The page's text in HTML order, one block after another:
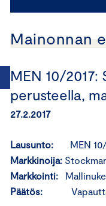
Mainonnan
MEN 10/
perusteella,
27.2.2017
Lausunto: MEN
Markkinoija:
Markkointi:
Päätös: